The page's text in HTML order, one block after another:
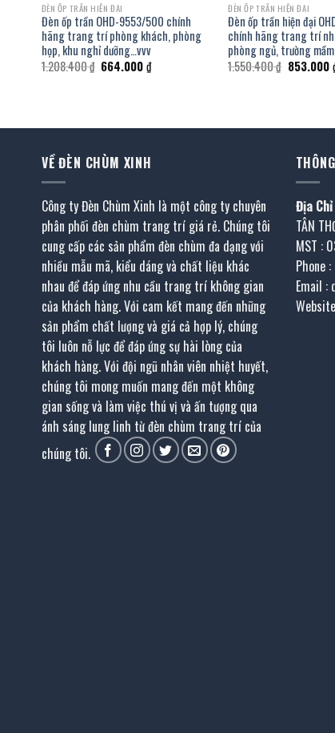
ĐÈN ỐP TRẦN HIỆN ĐẠI
Đèn ốp trần OHD-9553/500 chính
hãng trang trí phòng khách, phòng
họp, khu nghỉ dưỡng…vvv
1.208.400₫ Giá
gốc
664.000₫Giá
ĐÈN ỐP TRẦN HIỆN ĐẠI
Đèn ốp trần hiện đại
chính hãng trang trí
phòng ngủ, trường
1.550.400₫ Giá
gốc
853.000
VỀ ĐÈN CHÙM XINH
Công ty Đèn Chùm Xinh là một công ty chuyên
phân phối đèn chùm trang trí giá rẻ. Chúng tôi
cung cấp các sản phẩm đèn chùm đa dạng với
nhiều mẫu mã, kiểu dáng và chất liệu khác
nhau để đáp ứng nhu cầu trang trí không gian
của khách hàng. Với cam kết mang đến những
sản phẩm chất lượng và giá cả hợp lý, chúng
tôi luôn nỗ lực để đáp ứng sự hài lòng của
khách hàng. Với đội ngũ nhân viên nhiệt huyết,
chúng tôi mong muốn mang đến một không
gian sống và làm việc thú vị và ấn tượng qua
ánh sáng lung linh từ đèn chùm trang trí của
chúng tôi.
Địa Chỉ
TÂN
MST :
Phone
Email :